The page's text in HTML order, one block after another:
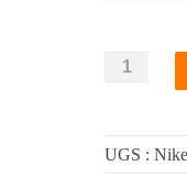
quantité
UGS :